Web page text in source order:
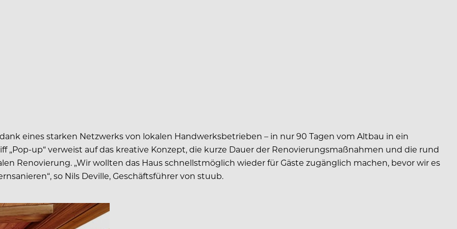
eines starken Netzwerks von lokalen Handwerksbetrieben – in nur 90 Tagen vom Altbau in ein
„Pop-up“ verweist auf das kreative Konzept, die kurze Dauer der Renovierungsmaßnahmen und die rund
Renovierung. „Wir wollten das Haus schnellstmöglich wieder für Gäste zugänglich machen, bevor wir es
so Nils Deville, Geschäftsführer von stuub.